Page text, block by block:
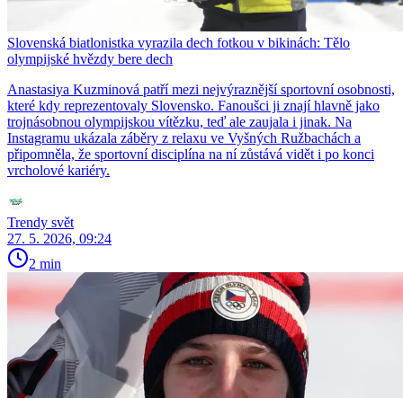
Slovenská biatlonistka vyrazila dech fotkou v bikinách: Tělo
olympijské hvězdy bere dech
Anastasiya Kuzminová patří mezi nejvýraznější sportovní osobnosti,
které kdy reprezentovaly Slovensko. Fanoušci ji znají hlavně jako
trojnásobnou olympijskou vítězku, teď ale zaujala i jinak. Na
Instagramu ukázala záběry z relaxu ve Vyšných Ružbachách a
připomněla, že sportovní disciplína na ní zůstává vidět i po konci
vrcholové kariéry.
Trendy svět
27. 5. 2026, 09:24
2 min